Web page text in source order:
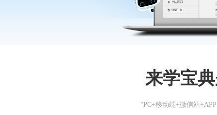
来学宝
"PC+移动端+微信站